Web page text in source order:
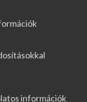
információk